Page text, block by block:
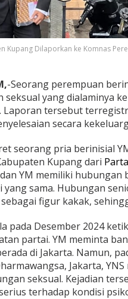
Kupang Dilaporkan ke Komnas
-Seorang perempuan
yang dialaminya
Laporan tersebut
secara
seorang pria berinisial
Kupang dari
YM memiliki
yang sama. Hubungan
figur kakak,
pada Desember 2024
partai. YM meminta
di Jakarta. Namun,
Jakarta,
seksual. Kejadian
terhadap kondisi